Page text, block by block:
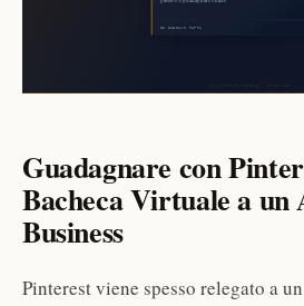
Guadagnare con
Bacheca Virtuale a un
Business
Pinterest viene spesso relegato a